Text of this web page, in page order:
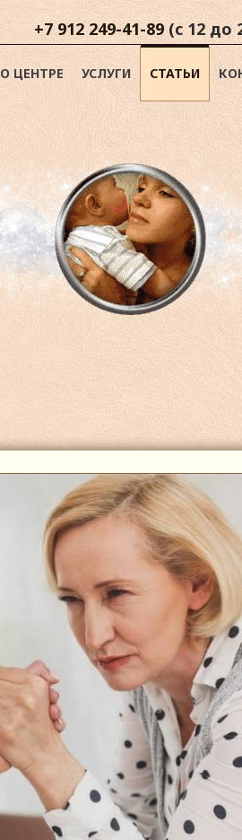
+7 912 249-41-89 (с 12 до
О ЦЕНТРЕ УСЛУГИ СТАТЬИ